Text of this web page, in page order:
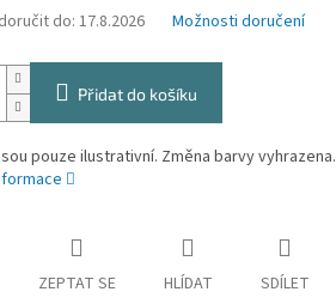
do: 17.8.2026 Možnosti doručení
Přidat do košíku
pouze ilustrativní. Změna barvy vyhrazena.
ZEPTAT SE HLÍDAT SDÍLET